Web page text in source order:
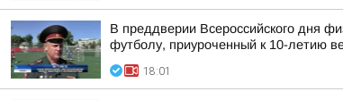
В преддверии Всероссийского дня
футболу, приуроченный к 10-летию
18:01